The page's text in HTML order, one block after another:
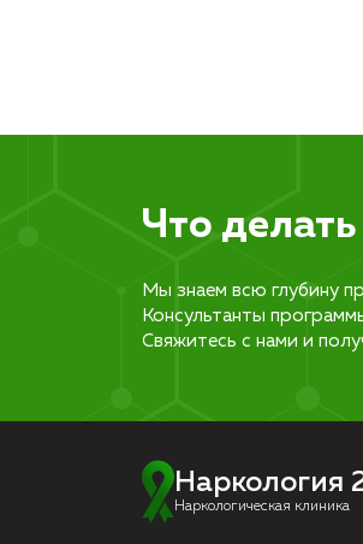
Что делать
Мы знаем всю глубину
Консультанты
Свяжитесь с нами и
Наркология
Наркологическая клиника